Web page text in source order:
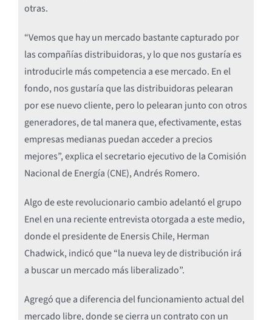
otras.
“Vemos que hay un mercado bastante capturado por
las compañías distribuidoras, y lo que nos gustaría es
introducirle más competencia a ese mercado. En el
fondo, nos gustaría que las distribuidoras pelearan
por ese nuevo cliente, pero lo pelearan junto con otros
generadores, de tal manera que, efectivamente, estas
empresas medianas puedan acceder a precios
mejores”, explica el secretario ejecutivo de la Comisión
Nacional de Energía (CNE), Andrés Romero.
Algo de este revolucionario cambio adelantó el grupo
Enel en una reciente entrevista otorgada a este medio,
donde el presidente de Enersis Chile, Herman
Chadwick, indicó que “la nueva ley de distribución irá
a buscar un mercado más liberalizado”.
Agregó que a diferencia del funcionamiento actual del
mercado libre, donde se cierra un contrato con un